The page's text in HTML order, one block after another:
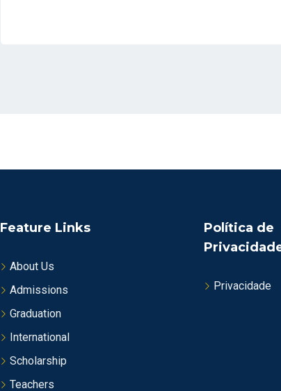
Feature Links
About Us
Admissions
Graduation
International
Scholarship
Teachers
Política de
Privacidade